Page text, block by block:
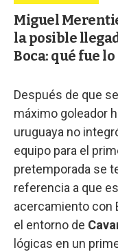
Miguel
la posible
Boca: qué fue
Después de que
máximo goleador
uruguaya no
equipo para el
pretemporada se
referencia a que
acercamiento con
el entorno de
lógicas en un